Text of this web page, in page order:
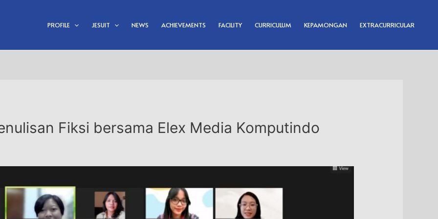
PROFILE JESUIT NEWS ACHIEVEMENTS FACILITY CURRICULUM KEPAMONGAN EXTRACURRICULAR
Fiksi bersama Elex Media Komputindo